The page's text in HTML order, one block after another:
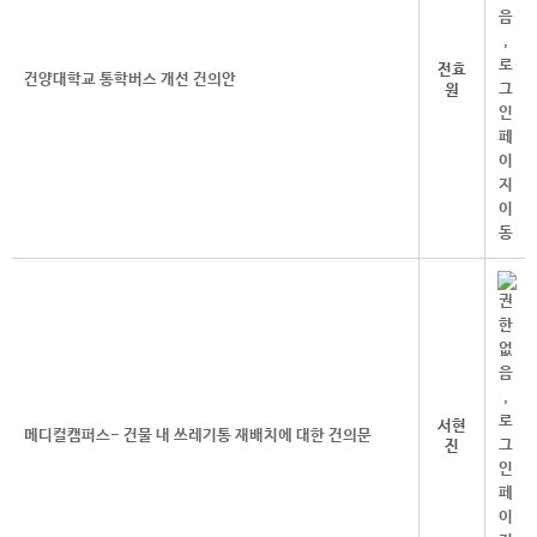
건양대학교 통학버스 개선 건의안
전효
원
메디컬캠퍼스- 건물 내 쓰레기통 재배치에 대한 건의문
서현
진